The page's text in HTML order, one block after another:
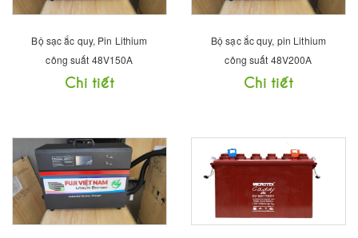
Bộ sạc ắc quy, Pin Lithium
công suất 48V150A
Chi tiết
Bộ sạc ắc quy, pin Lithium
công suất 48V200A
Chi tiết